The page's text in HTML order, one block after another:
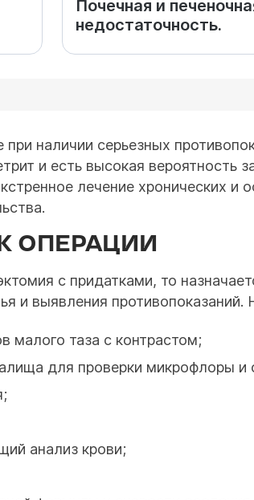
Почечная и
недостаточность.
наличии серьезных
и есть высокая вероятность
лечение хронических
ОПЕРАЦИИ
с придатками, то
и выявления
малого таза с контрастом;
для проверки микрофлоры и
анализ крови;